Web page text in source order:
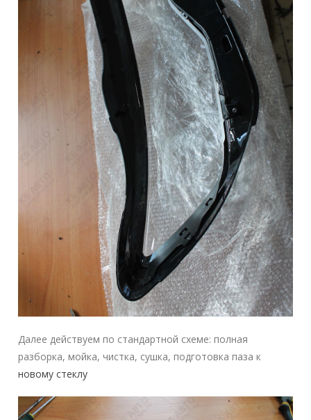
Далее действуем по стандартной схеме: полная
разборка, мойка, чистка, сушка, подготовка паза к
новому стеклу